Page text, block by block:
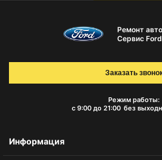
Ремонт
Сервис
Режим работы:
с 9:00 до 21:00 без
Заказать
Информация